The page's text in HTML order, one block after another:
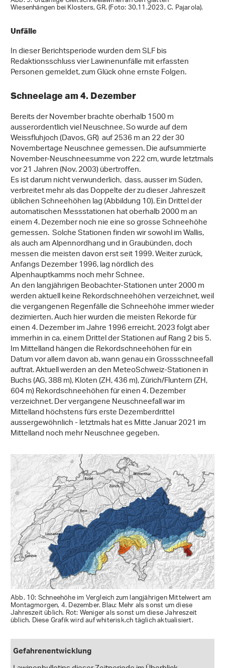
Wiesenhängen bei Klosters, GR. (Foto: 30.11.2023, C. Pajarola).
Unfälle
In dieser Berichtsperiode wurden dem SLF bis
Redaktionsschluss vier Lawinenunfälle mit erfassten
Personen gemeldet, zum Glück ohne ernste Folgen.
Schneelage am 4. Dezember
Bereits der November brachte oberhalb 1500 m
ausserordentlich viel Neuschnee. So wurde auf dem
Weissfluhjoch (Davos, GR) auf 2536 m an 22 der 30
Novembertage Neuschnee gemessen. Die aufsummierte
November-Neuschneesumme von 222 cm, wurde letztmals
vor 21 Jahren (Nov. 2003) übertroffen.
Es ist darum nicht verwunderlich, dass, ausser im Süden,
verbreitet mehr als das Doppelte der zu dieser Jahreszeit
üblichen Schneehöhen lag (Abbildung 10). Ein Drittel der
automatischen Messstationen hat oberhalb 2000 m an
einem 4. Dezember noch nie eine so grosse Schneehöhe
gemessen. Solche Stationen finden wir sowohl im Wallis,
als auch am Alpennordhang und in Graubünden, doch
messen die meisten davon erst seit 1999. Weiter zurück,
Anfangs Dezember 1996, lag nördlich des
Alpenhauptkamms noch mehr Schnee.
An den langjährigen Beobachter-Stationen unter 2000 m
werden aktuell keine Rekordschneehöhen verzeichnet, weil
die vergangenen Regenfälle die Schneehöhe immer wieder
dezimierten. Auch hier wurden die meisten Rekorde für
einen 4. Dezember im Jahre 1996 erreicht. 2023 folgt aber
immerhin in ca. einem Drittel der Stationen auf Rang 2 bis 5.
Im Mittelland hängen die Rekordschneehöhen für ein
Datum vor allem davon ab, wann genau ein Grossschneefall
auftrat. Aktuell werden an den MeteoSchweiz-Stationen in
Buchs (AG, 388 m), Kloten (ZH, 436 m), Zürich/Fluntern (ZH,
604 m) Rekordschneehöhen für einen 4. Dezember
verzeichnet. Der vergangene Neuschneefall war im
Mittelland höchstens fürs erste Dezemberdrittel
aussergewöhnlich - letztmals hat es Mitte Januar 2021 im
Mittelland noch mehr Neuschnee gegeben.
Abb. 10: Schneehöhe im Vergleich zum langjährigen Mittelwert am
Montagmorgen, 4. Dezember. Blau: Mehr als sonst um diese
Jahreszeit üblich. Rot: Weniger als sonst um diese Jahreszeit
üblich. Diese Grafik wird auf whiterisk.ch täglich aktualisiert.
Gefahrenentwicklung